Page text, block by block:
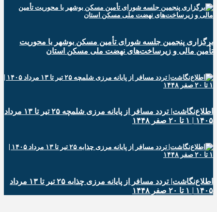
برگزاری پنجمین جلسه شورای تأمین مسکن بوشهر با محوریت
تأمین مالی و زیرساخت‌های نهضت ملی مسکن استان
اطلاع‌نگاشت| تردد مسافر از پایانه‌ مرزی شلمچه ۲۵ تیر تا ۱۳ مرداد
۱۴۰۵ | ۱ تا ۲۰ صفر ۱۴۴۸
اطلاع‌نگاشت| تردد مسافر از پایانه‌ مرزی چذابه ۲۵ تیر تا ۱۳ مرداد
۱۴۰۵ | ۱ تا ۲۰ صفر ۱۴۴۸